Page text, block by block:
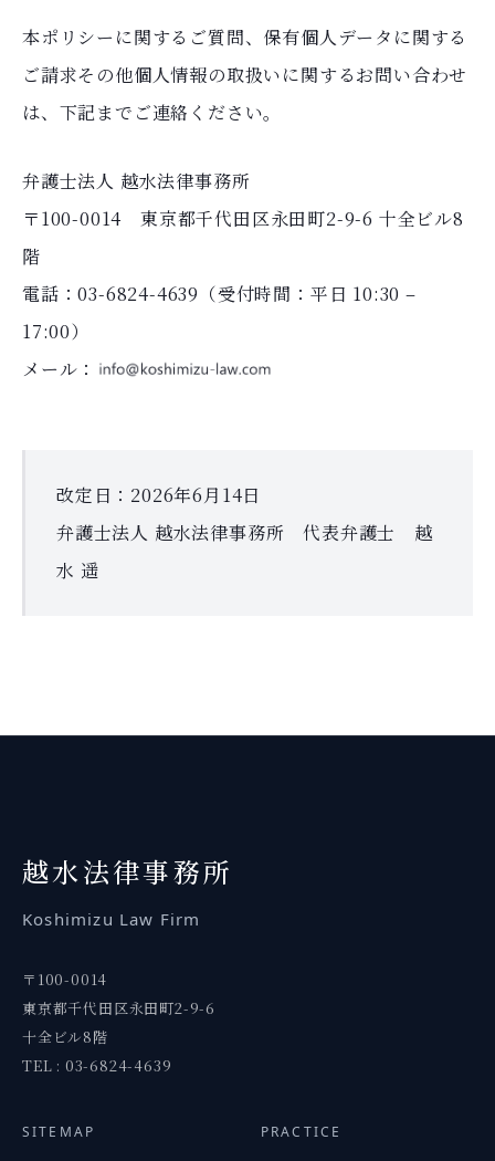
本ポリシーに関するご質問、保有個人データに関する
ご請求その他個人情報の取扱いに関するお問い合わせ
は、下記までご連絡ください。
弁護士法人 越水法律事務所
〒100-0014 東京都千代田区永田町2-9-6 十全ビル8
階
電話：03-6824-4639（受付時間：平日 10:30 –
17:00）
メール：
改定日：2026年6月14日
弁護士法人 越水法律事務所 代表弁護士 越
水 遥
越水法律事務所
Koshimizu Law Firm
〒100-0014
東京都千代田区永田町2-9-6
十全ビル8階
TEL : 03-6824-4639
SITEMAP PRACTICE